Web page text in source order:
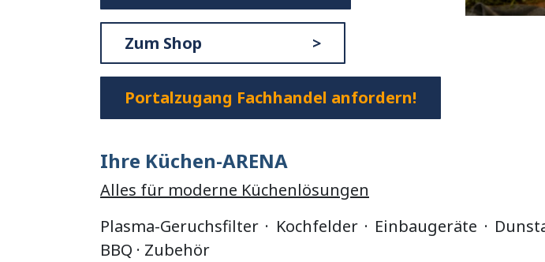
Zum Shop >
Portalzugang Fachhandel anfordern!
Ihre Küchen-ARENA
Alles für moderne Küchenlösungen
Plasma-Geruchsfilter · Kochfelder · Einbaugeräte ·
BBQ · Zubehör